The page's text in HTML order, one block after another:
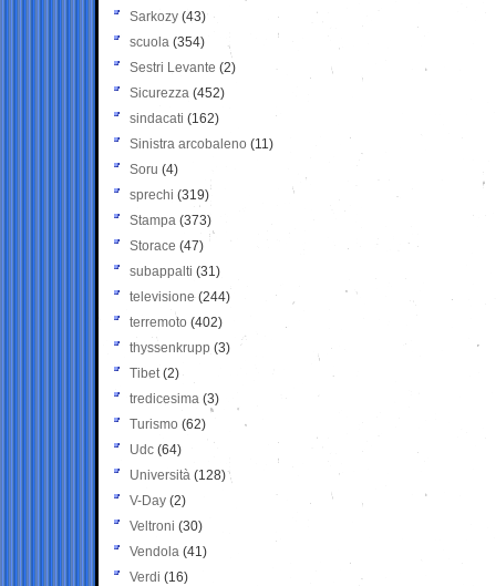
Sarkozy (43)
scuola (354)
Sestri Levante (2)
Sicurezza (452)
sindacati (162)
Sinistra arcobaleno (11)
Soru (4)
sprechi (319)
Stampa (373)
Storace (47)
subappalti (31)
televisione(244)
terremoto (402)
thyssenkrupp (3)
Tibet(2)
tredicesima (3)
Turismo (62)
Udc (64)
Università (128)
V-Day (2)
Veltroni (30)
Vendola (41)
Verdi (16)